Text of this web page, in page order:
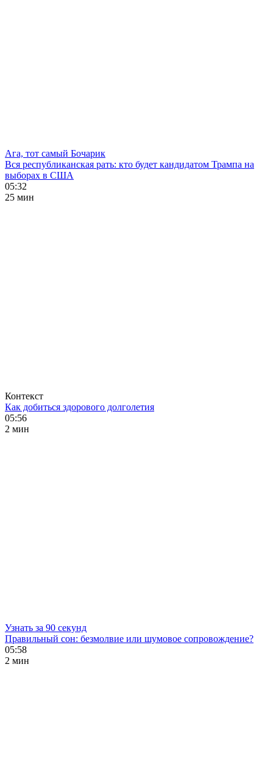
Ага, тот самый Бочарик
Вся республиканская рать: кто будет кандидатом Трампа на
выборах в США
05:32
25 мин
Контекст
Как добиться здорового долголетия
05:56
2 мин
Узнать за 90 секунд
Правильный сон: безмолвие или шумовое сопровождение?
05:58
2 мин